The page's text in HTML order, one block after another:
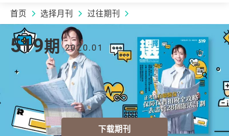
首页 选择月刊 过往期刊
2020.01 | 519期
519期 2020.01
下载期刊